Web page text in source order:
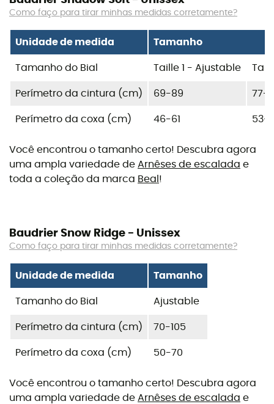
Como faço para tirar minhas medidas corretamente?
Unidade de medida Tamanho
Tamanho do Bial Taille 1 - Ajustable
Perímetro da cintura (cm) 69-89 77-
Perímetro da coxa (cm) 46-61 53-
Você encontrou o tamanho certo! Descubra agora
uma ampla variedade de Arnêses de escalada e
toda a coleção da marca Beal !
Baudrier Snow Ridge - Unissex
Como faço para tirar minhas medidas corretamente?
Unidade de medida Tamanho
Tamanho do Bial Ajustable
Perímetro da cintura (cm) 70-105
Perímetro da coxa (cm) 50-70
Você encontrou o tamanho certo! Descubra agora
uma ampla variedade de Arnêses de escalada e